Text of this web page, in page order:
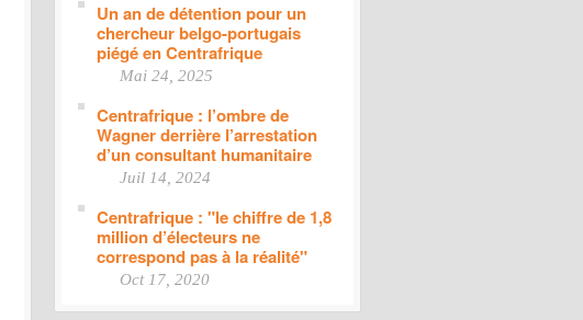
Un an de détention pour un
chercheur belgo-portugais
piégé en Centrafrique
Mai 24, 2025
Centrafrique : l’ombre de
Wagner derrière l’arrestation
d’un consultant humanitaire
Juil 14, 2024
Centrafrique : "le chiffre de 1,8
million d’électeurs ne
correspond pas à la réalité"
Oct 17, 2020